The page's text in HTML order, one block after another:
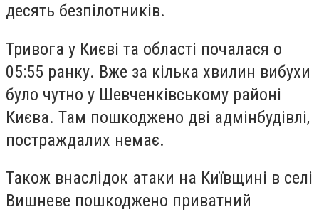
десять безпілотників.
Тривога у Києві та області почалася о
05:55 ранку. Вже за кілька хвилин вибухи
було чутно у Шевченківському районі
Києва. Там пошкоджено дві адмінбудівлі,
постраждалих немає.
Також внаслідок атаки на Київщині в селі
Вишневе пошкоджено приватний